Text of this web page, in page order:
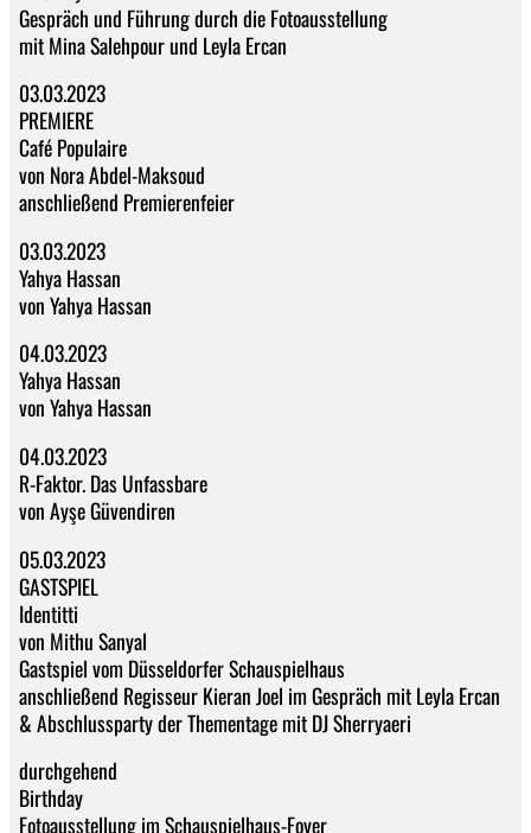
Gespräch und Führung durch die Fotoausstellung
mit Mina Salehpour und Leyla Ercan
03.03.2023
PREMIERE
Café Populaire
von Nora Abdel-Maksoud
anschließend Premierenfeier
03.03.2023
Yahya Hassan
von Yahya Hassan
04.03.2023
Yahya Hassan
von Yahya Hassan
04.03.2023
R-Faktor. Das Unfassbare
von Ayşe Güvendiren
05.03.2023
GASTSPIEL
Identitti
von Mithu Sanyal
Gastspiel vom Düsseldorfer Schauspielhaus
anschließend Regisseur Kieran Joel im Gespräch mit Leyla Ercan
& Abschlussparty der Thementage mit DJ Sherryaeri
durchgehend
Birthday
Fotoausstellung im Schauspielhaus-Foyer